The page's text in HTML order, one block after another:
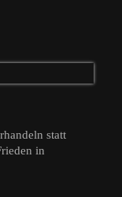
statt
in